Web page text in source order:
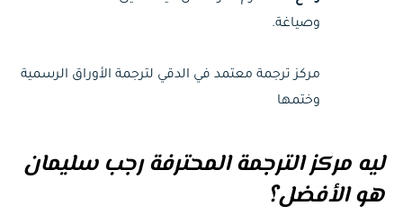
وصياغة.
مركز ترجمة معتمد في الدقي لترجمة الأوراق الرسمية
وختمها
ليه مركز الترجمة المحترفة رجب سليمان
هو الأفضل؟